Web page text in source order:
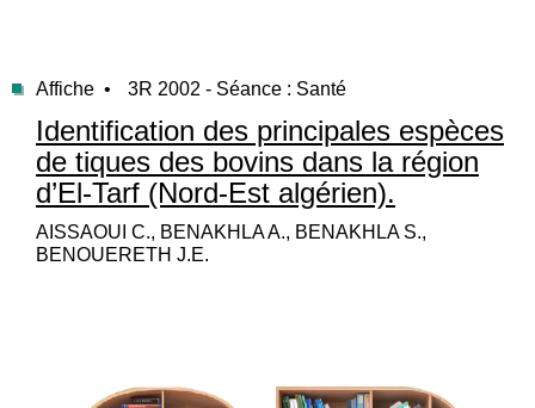
Affiche • 3R 2002 - Séance : Santé
Identification des principales espèces
de tiques des bovins dans la région
d’El-Tarf (Nord-Est algérien).
AISSAOUI C., BENAKHLA A., BENAKHLA S.,
BENOUERETH J.E.